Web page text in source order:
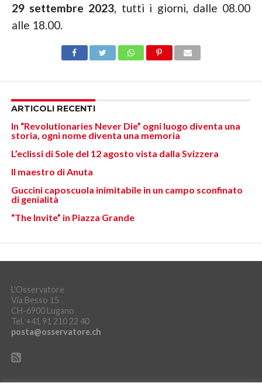
29 settembre 2023 , tutti i giorni, dalle 08.00
alle 18.00.
ARTICOLI RECENTI
In “Revolutionaries Never Die” ogni luogo diventa una
storia, ogni nome diventa una memoria
L’eclissi di Sole del 12 agosto vista dalla Svizzera
Il maestro di Anuta
Guccini caposcuola inimitabile in un campo sconfinato
di genialità
“The Invite” in Piazza Grande
L'Osservatore
Via Besso 15
CH-6900 Lugano
Tel. +41 91 210 22 40
posta@osservatore.ch